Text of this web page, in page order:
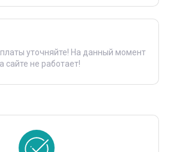
уточняйте! На данный момент
сайте не работает!